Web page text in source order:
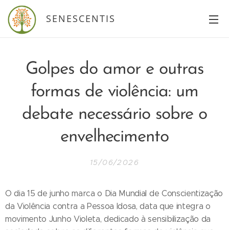
SENESCENTIS
Golpes do amor e outras
formas de violência: um
debate necessário sobre o
envelhecimento
15/06/2026
O dia 15 de junho marca o Dia Mundial de Conscientização
da Violência contra a Pessoa Idosa, data que integra o
movimento Junho Violeta, dedicado à sensibilização da